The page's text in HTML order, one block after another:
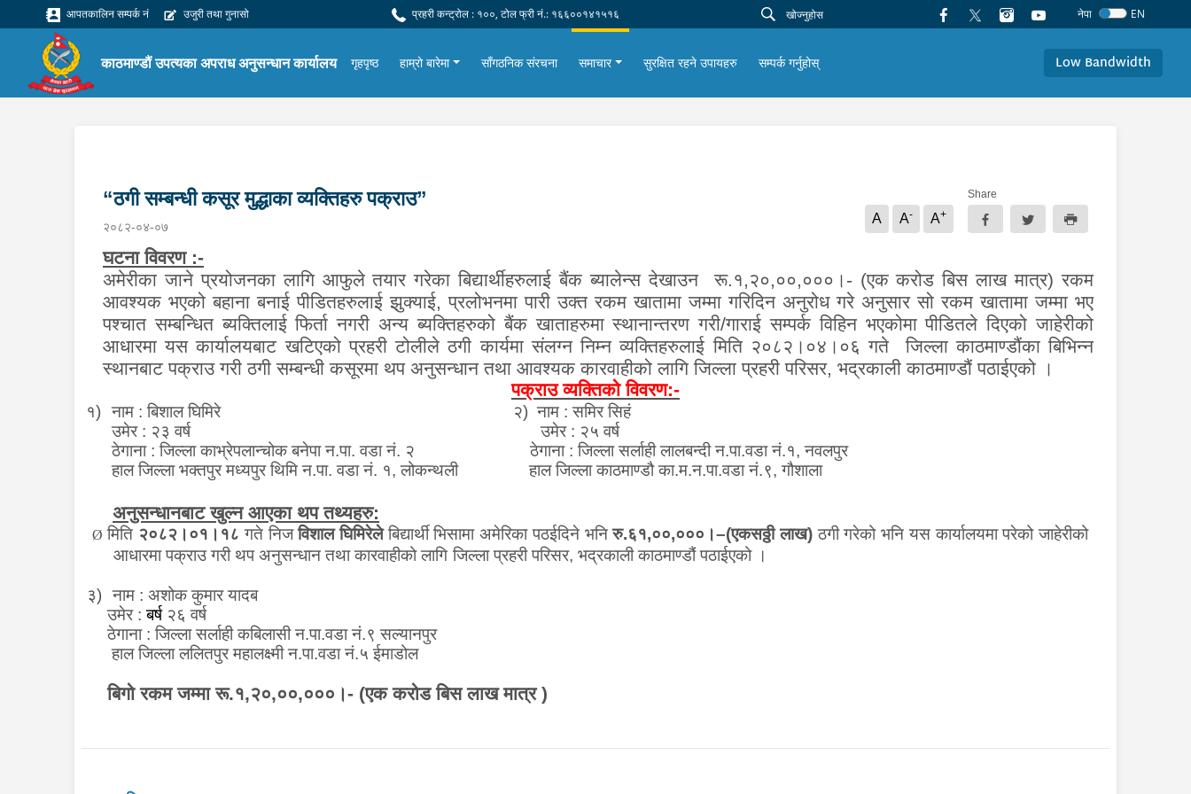
आपतकालिन सम्पर्क नं उजुरी तथा गुनासो प्रहरी कन्ट्रोल : १००, टोल फ्री नं.: १६६००१४१५१६ नेपा EN
काठमाण्डौं उपत्यका अपराध अनुसन्धान कार्यालय गृहपृष्ठ हाम्रो बारेमा साँगठनिक संरचना समाचार सुरक्षित रहने उपायहरु सम्पर्क गर्नुहोस् Low Bandwidth
“ठगी सम्बन्धी कसूर मुद्धाका व्यक्तिहरु पक्राउ”
२०८२-०४-०७
A A- A+
Share
घटना विवरण :-
अमेरीका जाने प्रयोजनका लागि आफुले तयार गरेका बिद्यार्थीहरुलाई बैंक ब्यालेन्स देखाउनरू.१,२०,००,०००।- (एक करोड बिस लाख मात्र) रकम
आवश्यक भएको बहाना बनाई पीडितहरुलाई झुक्याई,प्रलोभनमा पारी उक्त रकम खातामा जम्मा गरिदिन अनुरोध गरे अनुसार सो रकम खातामा जम्मा भए
पश्चात सम्बन्धित ब्यक्तिलाई फिर्ता नगरी अन्य ब्यक्तिहरुको बैंक खाताहरुमा स्थानान्तरण गरी/गाराई सम्पर्क विहिन भएकोमा पीडितले दिएको जाहेरीको
आधारमा यस कार्यालयबाट खटिएको प्रहरी टोलीले ठगी कार्यमा संलग्न निम्न व्यक्तिहरुलाईमिति २०८२।०४।०६ गते जिल्ला काठमाण्डौंका बिभिन्न
स्थानबाट पक्राउ गरी ठगी सम्बन्धी कसूरमा थप अनुसन्धान तथा आवश्यक कारवाहीको लागि जिल्ला प्रहरी परिसर, भद्रकाली काठमाण्डौं पठाईएको ।
पक्राउ व्यक्तिको विवरण:-
१) नाम :बिशाल घिमिरे २) नाम :समिर सिहं
उमेर : २३ वर्षउमेर : २५ वर्ष
ठेगाना :जिल्ला काभ्रेपलान्चोक बनेपा न.पा. वडा नं. २ठेगाना :जिल्ला सर्लाही लालबन्दी न.पा.वडा नं.१, नवलपुर
हाल जिल्ला भक्तपुर मध्यपुर थिमि न.पा. वडा नं. १, लोकन्थली हाल जिल्ला काठमाण्डौ का.म.न.पा.वडा नं.९, गौशाला
अनुसन्धानबाट खुल्न आएका थप तथ्यहरु:
Ø मिति २०८२।०१।१८ गते निजविशाल घिमिरेलेबिद्यार्थी भिसामा अमेरिका पठईदिने भनिरु.६१,००,०००।–(एकसठ्ठी लाख) ठगी गरेको भनि यस कार्यालयमा परेको जाहेरीको
आधारमा पक्राउ गरी थप अनुसन्धान तथा कारवाहीको लागि जिल्ला प्रहरी परिसर, भद्रकाली काठमाण्डौं पठाईएको ।
३) नाम : अशोक कुमार यादब
उमेर :बर्ष२६ वर्ष
ठेगाना :जिल्ला सर्लाही कबिलासी न.पा.वडा नं.९ सल्यानपुर
हाल जिल्ला ललितपुर महालक्ष्मी न.पा.वडा नं.५ ईमाडोल
बिगो रकम जम्मा रू.१,२०,००,०००।- (एक करोड बिस लाख मात्र )